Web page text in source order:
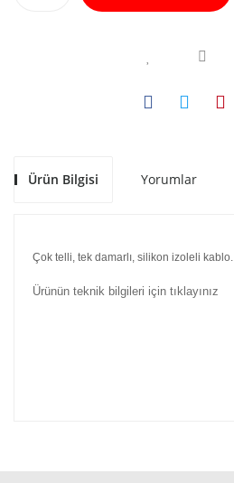
Ürün Bilgisi Yorumlar
Çok telli, tek damarlı, silikon izoleli kablo.
Ürünün teknik bilgileri için tıklayınız